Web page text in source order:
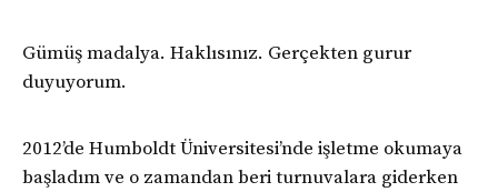
Gümüş madalya. Haklısınız. Gerçekten gurur
duyuyorum.
2012’de Humboldt Üniversitesi’nde işletme okumaya
başladım ve o zamandan beri turnuvalara giderken